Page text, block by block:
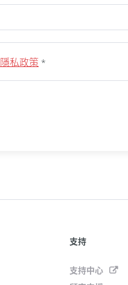
隱私政策 *
支持
支持中心